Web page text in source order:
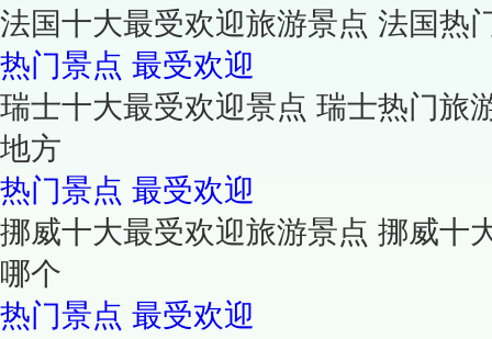
法国十大最受欢迎旅游景点 法国热
热门景点 最受欢迎
瑞士十大最受欢迎景点 瑞士热门旅
地方
热门景点 最受欢迎
挪威十大最受欢迎旅游景点 挪威十
哪个
热门景点 最受欢迎